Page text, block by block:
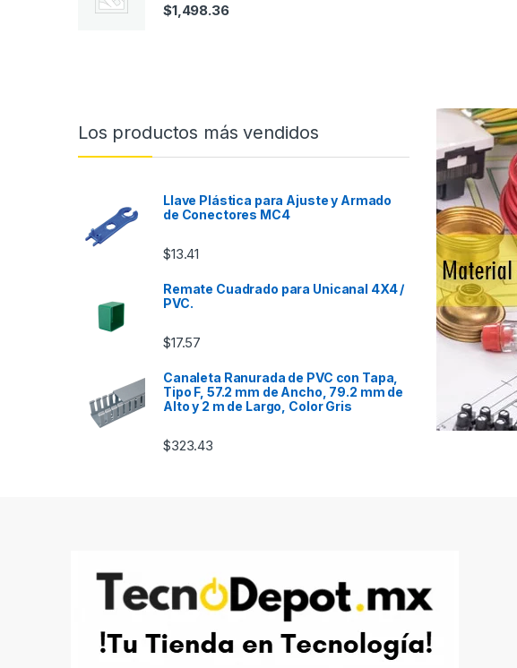
$1,498.36
Los productos más vendidos
Llave Plástica para Ajuste y Armado
de Conectores MC4
$13.41
Remate Cuadrado para Unicanal 4X4 /
PVC.
$17.57
Canaleta Ranurada de PVC con Tapa,
Tipo F, 57.2 mm de Ancho, 79.2 mm de
Alto y 2 m de Largo, Color Gris
$323.43